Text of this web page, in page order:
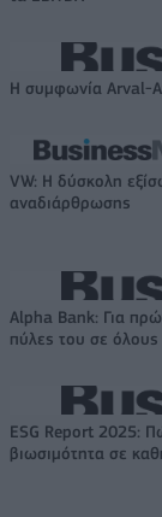
Η συμφωνία Arval-
VW: Η δύσκολη
αναδιάρθρωσης
Alpha Bank: Για
πύλες του σε όλους
ESG Report 2025:
βιωσιμότητα σε